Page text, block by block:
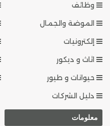
وظائف
الموضة والجمال
إلكترونيات
اثاث و ديكور
حيوانات و طيور
دليل الشركات
معلومات